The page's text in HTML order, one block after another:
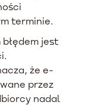
terminie.
jest
że e-
przez
nadal